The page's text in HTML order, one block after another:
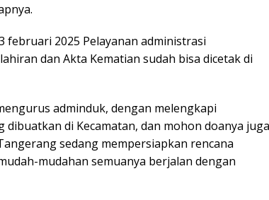
2025 Pelayanan administrasi
dan Akta Kematian sudah bisa dicetak di
adminduk, dengan melengkapi
di Kecamatan, dan mohon doanya juga
sedang mempersiapkan rencana
mudahan semuanya berjalan dengan